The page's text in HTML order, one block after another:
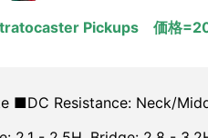
Pickups 価格
■DC Resistance: Neck/